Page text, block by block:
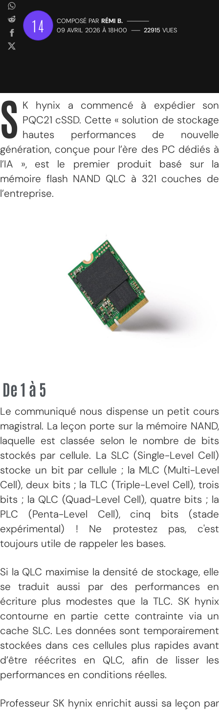
14 COMPOSÉ PAR RÉMI B. —————
09 AVRIL 2026 À 18H00 —— 22915 VUES
S K hynix a commencé à expédier son
PQC21 cSSD. Cette « solution de stockage
hautes performances de nouvelle
génération, conçue pour l’ère des PC dédiés à
l’IA », est le premier produit basé sur la
mémoire flash NAND QLC à 321 couches de
l’entreprise.
De 1 à 5
Le communiqué nous dispense un petit cours
magistral. La leçon porte sur la mémoire NAND,
laquelle est classée selon le nombre de bits
stockés par cellule. La SLC (Single-Level Cell)
stocke un bit par cellule ; la MLC (Multi-Level
Cell), deux bits ; la TLC (Triple-Level Cell), trois
bits ; la QLC (Quad-Level Cell), quatre bits ; la
PLC (Penta-Level Cell), cinq bits (stade
expérimental) ! Ne protestez pas, c'est
toujours utile de rappeler les bases.
Si la QLC maximise la densité de stockage, elle
se traduit aussi par des performances en
écriture plus modestes que la TLC. SK hynix
contourne en partie cette contrainte via un
cache SLC. Les données sont temporairement
stockées dans ces cellules plus rapides avant
d’être réécrites en QLC, afin de lisser les
performances en conditions réelles.
Professeur SK hynix enrichit aussi sa leçon par